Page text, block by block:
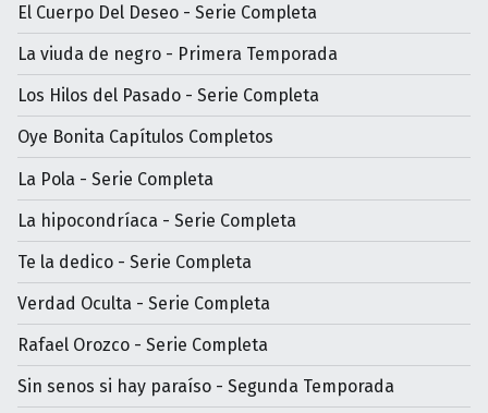
El Cuerpo Del Deseo - Serie Completa
La viuda de negro - Primera Temporada
Los Hilos del Pasado - Serie Completa
Oye Bonita Capítulos Completos
La Pola - Serie Completa
La hipocondríaca - Serie Completa
Te la dedico - Serie Completa
Verdad Oculta - Serie Completa
Rafael Orozco - Serie Completa
Sin senos si hay paraíso - Segunda Temporada